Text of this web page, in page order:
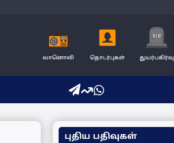
வானொலி தொடர்புகள் துயர்பகிர்வு
புதிய பதிவுகள்